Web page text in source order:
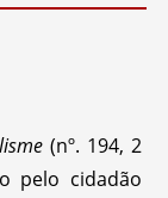
(nº. 194, 2
pelo cidadão